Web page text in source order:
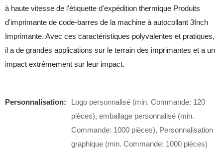
à haute vitesse de l'étiquette d'expédition thermique Produits
d'imprimante de code-barres de la machine à autocollant 3Inch
Imprimante. Avec ces caractéristiques polyvalentes et pratiques,
il a de grandes applications sur le terrain des imprimantes et a un
impact extrêmement sur leur impact.
Personnalisation:
Logo personnalisé (min. Commande: 120
pièces), emballage personnalisé (min.
Commande: 1000 pièces), Personnalisation
graphique (min. Commande: 1000 pièces)